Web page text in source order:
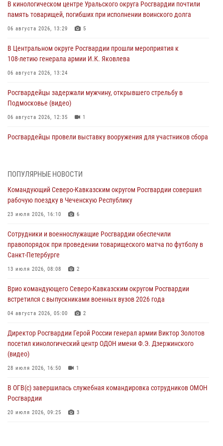
В кинологическом центре Уральского округа Росгвардии почтили
память товарищей, погибших при исполнении воинского долга
06 августа 2026, 13:29 5
В Центральном округе Росгвардии прошли мероприятия к
108‑летию генерала армии И.К. Яковлева
06 августа 2026, 13:24
Росгвардейцы задержали мужчину, открывшего стрельбу в
Подмосковье (видео)
06 августа 2026, 12:35 1
Росгвардейцы провели выставку вооружения для участников сбора
второй годовщине вторжения ВСУ на территорию области
06 августа 2026, 11:56
угрожавшего подростку травматическим пистолетом
06 августа 2026, 11:33 1
В Зауралье при содействии СОБР Росгвардии ликвидирована
06 августа 2026, 11:27
В Москве росгвардейцы задержали троих мужчин, устроивших
06 августа 2026, 11:20 1
ПОПУЛЯРНЫЕ НОВОСТИ
Командующий Северо-Кавказским округом Росгвардии совершил
рабочую поездку в Чеченскую Республику
23 июля 2026, 16:10 6
Сотрудники и военнослужащие Росгвардии обеспечили
правопорядок при проведении товарищеского матча по футболу в
Санкт-Петербурге
13 июля 2026, 08:08 2
Врио командующего Северо-Кавказским округом Росгвардии
встретился с выпускниками военных вузов 2026 года
04 августа 2026, 05:00 2
Директор Росгвардии Герой России генерал армии Виктор Золотов
посетил кинологический центр ОДОН имени Ф.Э. Дзержинского
(видео)
28 июля 2026, 16:50 1
В ОГВ(с) завершилась служебная командировка сотрудников ОМОН
Росгвардии
20 июля 2026, 09:25 3